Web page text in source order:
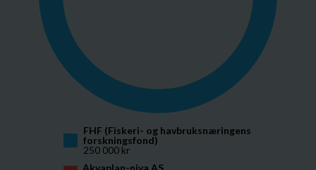
FHF (Fiskeri- og havbruksnæringens
forskningsfond)
250 000 kr
Akvaplan-niva AS